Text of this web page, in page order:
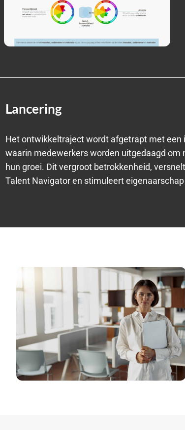
Lancering
Het ontwikkeltraject wordt afgetrapt met een
waarin medewerkers worden uitgedaagd om
hun groei. Dit vergroot betrokkenheid,
Talent Navigator en stimuleert